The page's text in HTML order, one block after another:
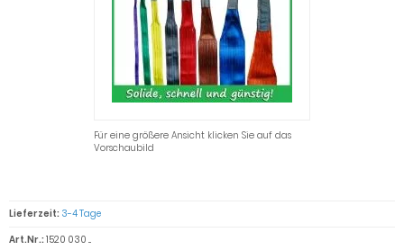
Für eine größere Ansicht klicken Sie auf das
Vorschaubild
Lieferzeit: 3-4 Tage
Art.Nr.: 1520 030 ...